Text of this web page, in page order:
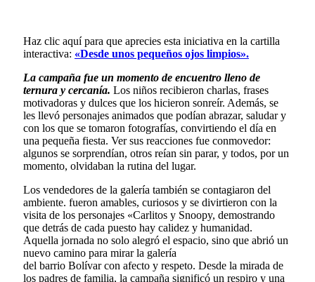
Haz clic aquí para que aprecies esta iniciativa en la cartilla
interactiva: «Desde unos pequeños ojos limpios».
La campaña fue un momento de encuentro lleno de
ternura y cercanía. Los niños recibieron charlas, frases
motivadoras y dulces que los hicieron sonreír. Además, se
les llevó personajes animados que podían abrazar, saludar y
con los que se tomaron fotografías, convirtiendo el día en
una pequeña fiesta. Ver sus reacciones fue conmovedor:
algunos se sorprendían, otros reían sin parar, y todos, por un
momento, olvidaban la rutina del lugar.
Los vendedores de la galería también se contagiaron del
ambiente. fueron amables, curiosos y se divirtieron con la
visita de los personajes «Carlitos y Snoopy, demostrando
que detrás de cada puesto hay calidez y humanidad.
Aquella jornada no solo alegró el espacio, sino que abrió un
nuevo camino para mirar la galería
del barrio Bolívar con afecto y respeto. Desde la mirada de
los padres de familia, la campaña significó un respiro y una